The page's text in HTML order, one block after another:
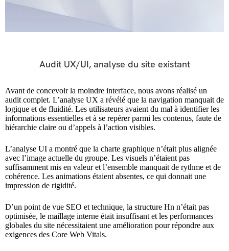
Audit UX/UI, analyse du site existant
Avant de concevoir la moindre interface, nous avons réalisé un
audit complet. L’analyse UX a révélé que la navigation manquait de
logique et de fluidité. Les utilisateurs avaient du mal à identifier les
informations essentielles et à se repérer parmi les contenus, faute de
hiérarchie claire ou d’appels à l’action visibles.
L’analyse UI a montré que la charte graphique n’était plus alignée
avec l’image actuelle du groupe. Les visuels n’étaient pas
suffisamment mis en valeur et l’ensemble manquait de rythme et de
cohérence. Les animations étaient absentes, ce qui donnait une
impression de rigidité.
D’un point de vue SEO et technique, la structure Hn n’était pas
optimisée, le maillage interne était insuffisant et les performances
globales du site nécessitaient une amélioration pour répondre aux
exigences des Core Web Vitals.